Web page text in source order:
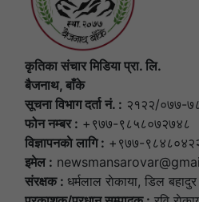
कृतिका संचार मिडिया प्रा. लि.
बैजनाथ, बाँके
सूचना विभाग दर्ता नं. : २१२२/०७७-७८
फोन नम्बर : +९७७-९८५८०७२७४८
विज्ञापनकाे लागि : +९७७-
इमेल :
संरक्षक : धर्मलाल राेकाया, डिल बहादुर